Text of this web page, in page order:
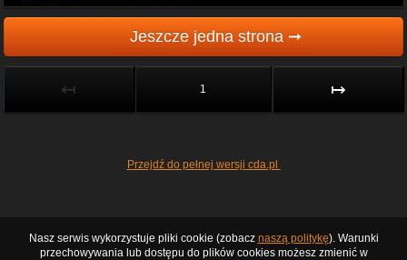
Jeszcze jedna strona ➞
↤ 1 ↦
Przejdź do pełnej wersji cda.pl
Nasz serwis wykorzystuje pliki cookie (zobacz naszą politykę). Warunki
przechowywania lub dostępu do plików cookies możesz zmienić w